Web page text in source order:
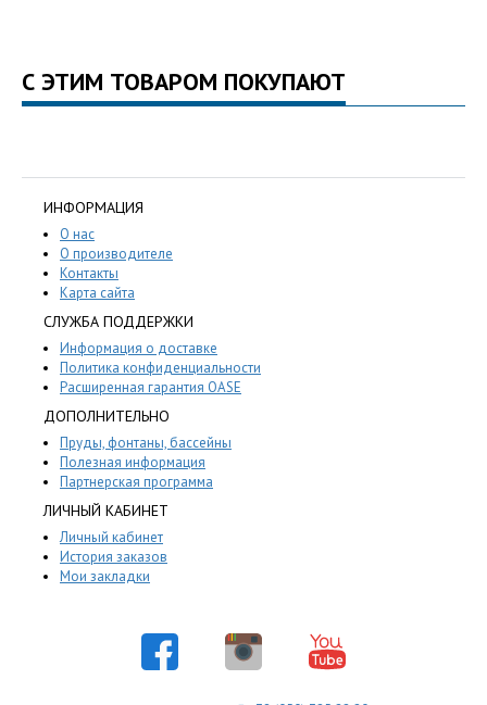
С ЭТИМ ТОВАРОМ ПОКУПАЮТ
ИНФОРМАЦИЯ
О нас
О производителе
Контакты
Карта сайта
СЛУЖБА ПОДДЕРЖКИ
Информация о доставке
Политика конфиденциальности
Расширенная гарантия OASE
ДОПОЛНИТЕЛЬНО
Пруды, фонтаны, бассейны
Полезная информация
Партнерская программа
ЛИЧНЫЙ КАБИНЕТ
Личный кабинет
История заказов
Мои закладки